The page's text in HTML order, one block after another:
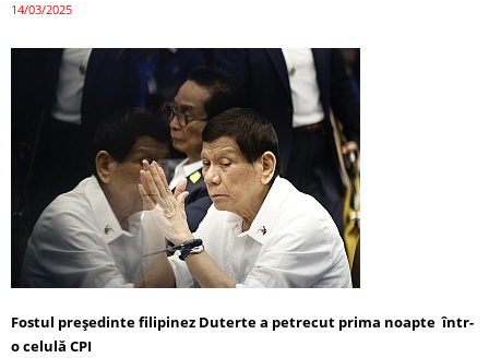
14/03/2025
Fostul președinte filipinez Duterte a petrecut prima noapte într-
o celulă CPI